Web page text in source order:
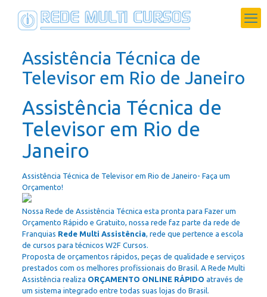
Assistência Técnica de
Televisor em Rio de Janeiro
Assistência Técnica de
Televisor em Rio de
Janeiro
Assistência Técnica de Televisor em Rio de Janeiro- Faça um
Orçamento!
Nossa Rede de Assistência Técnica esta pronta para Fazer um
Orçamento Rápido e Gratuito, nossa rede faz parte da rede de
Franquias Rede Multi Assistência, rede que pertence a escola
de cursos para técnicos W2F Cursos.
Proposta de orçamentos rápidos, peças de qualidade e serviços
prestados com os melhores profissionais do Brasil. A Rede Multi
Assistência realiza ORÇAMENTO ONLINE RÁPIDO através de
um sistema integrado entre todas suas lojas do Brasil.